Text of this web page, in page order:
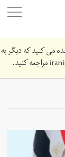
می کنید که دیگر به
مراجعه کنید.